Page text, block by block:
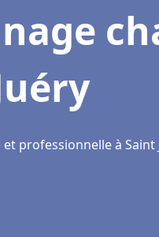
professionnelle à Saint